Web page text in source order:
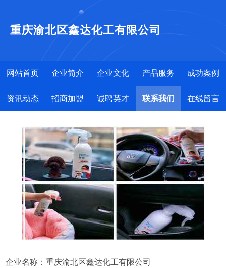
重庆渝北区鑫达化工有限公司
网站首页 企业简介 企业文化 产品服务 成功案例
资讯动态 招商加盟 诚聘英才 联系我们 在线留言
企业名称：重庆渝北区鑫达化工有限公司